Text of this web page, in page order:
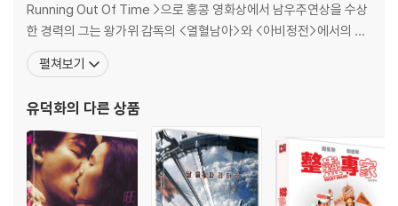
부담 후 처리 가능합니다.
3) 스틸북 한정판, 초회 한정판의 경우 제작 수량이 한정되어 있고, 택배
이동 과정에서의 손상이 발생하면, 재 판매가 어려우므로 신중한 구매 선
택을 부탁드립니다.
진행이 가능합니다. 택배 이동 중 파손이 발생하지 않도록 완충 포장을 부
탁드립니다.
Running Out Of Time >으로 홍콩 영화상에서 남우주연상을 수상
한 경력의 그는 왕가위 감독의 <열혈남아>와 <아비정전>에서의 잊
을 수 없는 모습으로 아시아뿐 아니라 전 세계 관객들의 마음을 사로
잡아 왔다. 최근에는 두기봉 감독의 < FULL-TIME KILLER >와 <대
다시 한 번 세계의 시선을
펼쳐보기
유덕화의 다른 상품